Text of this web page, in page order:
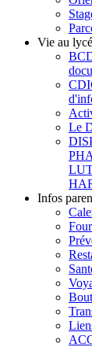
Vie au
CDI
Le
Infos